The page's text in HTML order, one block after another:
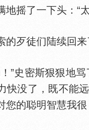
摇了一下头：“太
歹徒们陆续回来
史密斯狠狠地骂
快没了，既不能
您的聪明智慧我很